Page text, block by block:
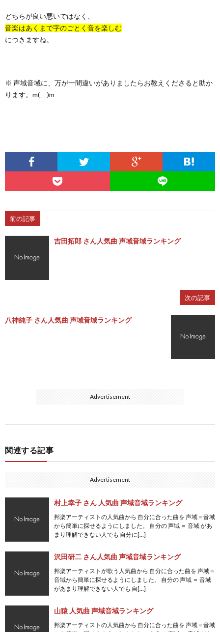
どちらが良い悪いではなく、
音楽はあくまで字のごとく音を楽しむ
につきますね。
※ 声域音域に、万が一間違いがありましたらお教えくださると助か
ります。m(_ _)m
前の記事
吉田拓郎 さん人気曲 声域音域ランキング
次の記事
八神純子 さん人気曲 声域音域ランキング
Advertisement
関連する記事
Advertisement
村上幸子 さん 人気曲 声域音域ランキング
邦楽アーティストの人気曲から 自分に合った曲を 声域＝音域
から簡単に探せるようにしました。 自分の 声域 ＝ 音域 があ
まり理解できない人でも 自分に[…]
沢田研二 さん人気曲 声域音域ランキング
邦楽アーティストが歌う人気曲から 自分に合った曲を 声域＝
音域から簡単に探せるようにしました。 自分の 声域 ＝ 音域
があまり理解できない人でも 自[…]
山猿 人気曲 声域音域ランキング
邦楽アーティストの人気曲から 自分に合った曲を 声域＝音域